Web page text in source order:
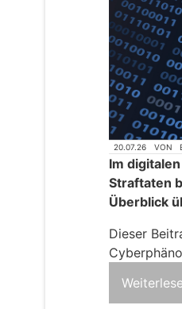
20.07.26 VON
Im
Straftaten
Überblick
Dieser